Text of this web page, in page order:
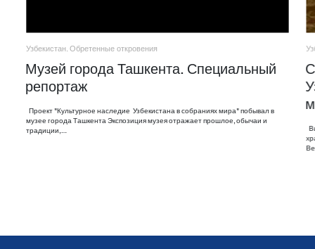
Узбекистан. Обретенные откровения
Музей города Ташкента. Специальный
репортаж
Проект "Культурное наследие Узбекистана в собраниях мира" побывал в
музее города Ташкента Экспозиция музея отражает прошлое, обычаи и
традиции,…